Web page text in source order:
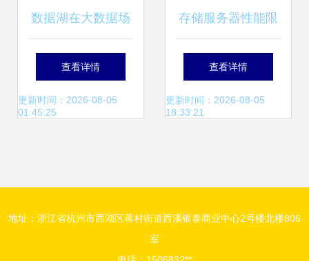
数据湖在大数据场
景下应用和实施方
案调研笔记（增强
查看详情
更新时间：2026-08-05
01:45:25
存储服务器性能限
制 浅谈分布式存储
的性能限制模型
查看详情
更新时间：2026-08-05
18:33:21
地址：浙江省杭州市西湖区蒋村街道西溪银泰商业中心2号楼北楼806
室